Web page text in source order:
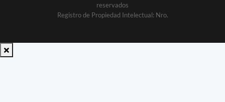
reservados
Registro de Propiedad Intelectual: Nro.